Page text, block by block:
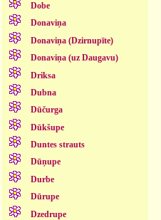
Dobe
Donaviņa
Donaviņa (Dzirnupīte)
Donaviņa (uz Daugavu)
Driksa
Dubna
Dūčurga
Dūkšupe
Duntes strauts
Dūņupe
Durbe
Dūrupe
Dzedrupe